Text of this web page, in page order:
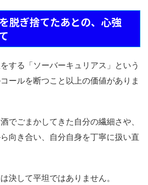
脱ぎ捨てたあとの、心強
する「ソーバーキュリアス」という
ールを断つこと以上の価値がありま
でごまかしてきた自分の繊細さや、
向き合い、自分自身を丁寧に扱い直
決して平坦ではありません。